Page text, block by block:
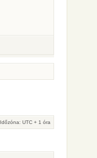
Időzóna: UTC + 1 óra